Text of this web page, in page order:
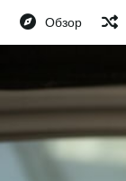
Обзор